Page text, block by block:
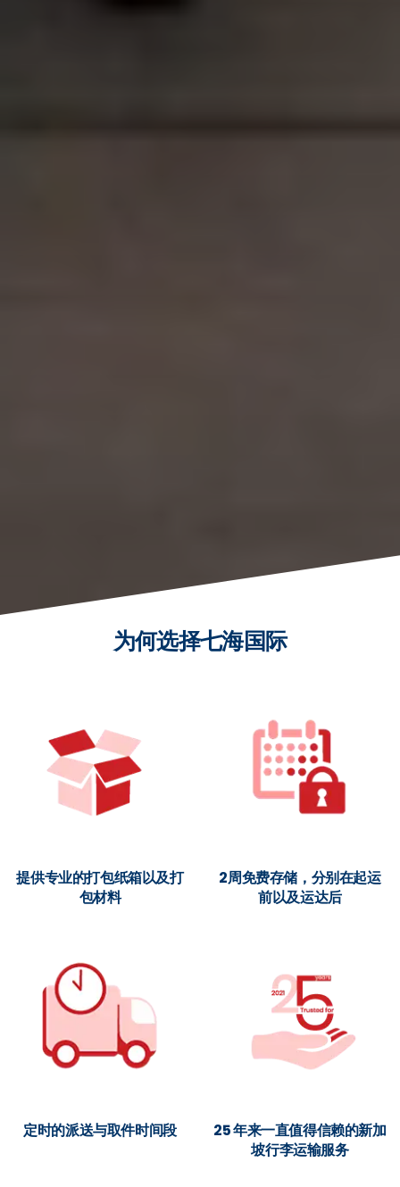
为何选择七海国际
提供专业的打包纸箱以及打
包材料
2周免费存储，分别在起运
前以及运达后
定时的派送与取件时间段
25 年来一直值得信赖的新加
坡行李运输服务